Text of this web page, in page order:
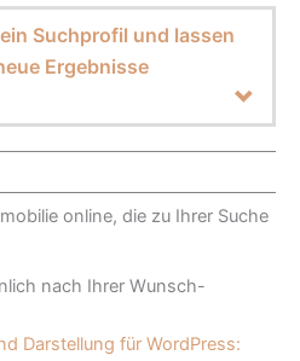
Suchprofil und lassen
Ergebnisse
online, die zu Ihrer Suche
nach Ihrer Wunsch-
Darstellung für WordPress: